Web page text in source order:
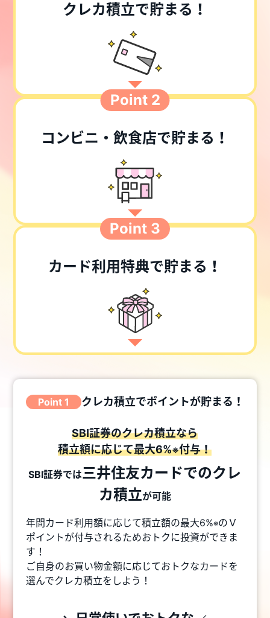
クレカ積立で貯まる！
Point 2
コンビニ・飲食店で貯まる！
Point 3
カード利用特典で貯まる！
Point 1 クレカ積立でポイントが貯まる！
SBI証券のクレカ積立なら
積立額に応じて最大6%※付与！
SBI証券では三井住友カードでのクレ
カ積立が可能
年間カード利用額に応じて積立額の最大6%※のＶ
ポイントが付与されるためおトクに投資ができま
す！
ご自身のお買い物金額に応じておトクなカードを
選んでクレカ積立をしよう！